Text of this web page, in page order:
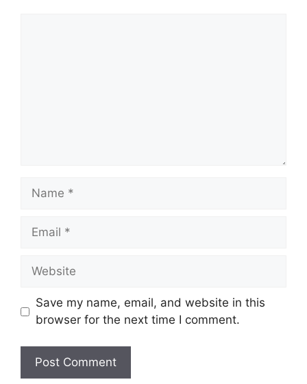
Name
Email
Website
Save my name, email, and website in this
browser for the next time I comment.